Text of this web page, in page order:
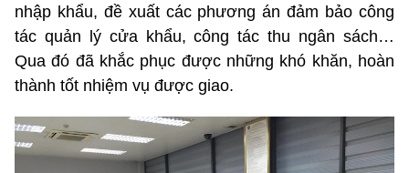
nhập khẩu, đề xuất các phương án đảm bảo công
tác quản lý cửa khẩu, công tác thu ngân sách…
Qua đó đã khắc phục được những khó khăn, hoàn
thành tốt nhiệm vụ được giao.